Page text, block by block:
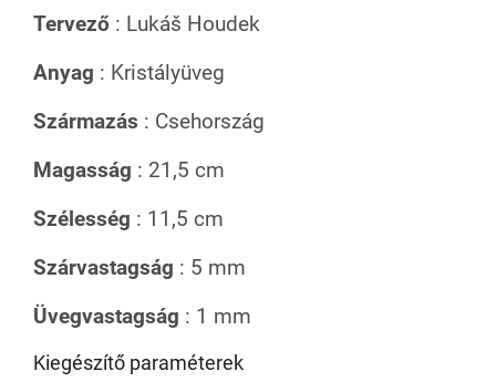
Tervező : Lukáš Houdek
Anyag : Kristályüveg
Származás : Csehország
Magasság : 21,5 cm
Szélesség : 11,5 cm
Szárvastagság : 5 mm
Üvegvastagság : 1 mm
Kiegészítő paraméterek